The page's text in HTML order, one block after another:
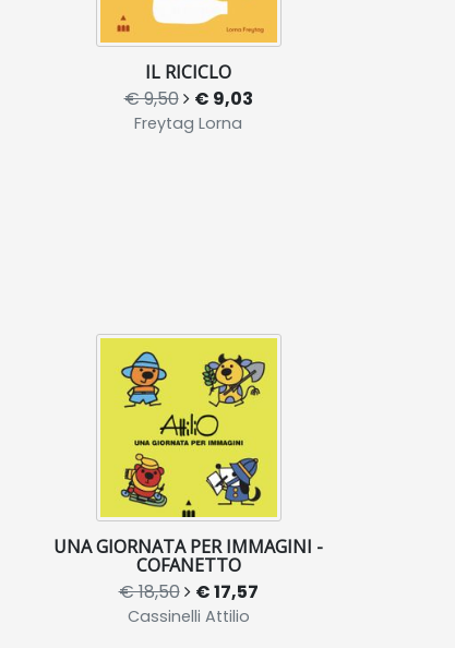
IL RICICLO
€ 9,50 € 9,03
Freytag Lorna
UNA GIORNATA PER IMMAGINI -
COFANETTO
€ 18,50 € 17,57
Cassinelli Attilio